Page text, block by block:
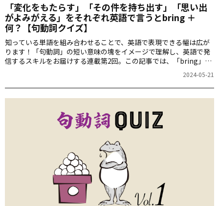
「変化をもたらす」「その件を持ち出す」「思い出
がよみがえる」をそれぞれ英語で言うとbring ＋
何？【句動詞クイズ】
知っている単語を組み合わせることで、英語で表現できる幅は広が
ります！「句動詞」の短い意味の塊をイメージで理解し、英語で発
信するスキルをお届けする連載第2回。この記事では、「bring」を
取り上げます。「変化をもたらす」「その件を持ち出す」「思い出
がよみがえる」などを、bringの句動詞使って表すと・・・？
2024-05-21